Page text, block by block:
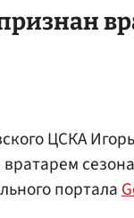
ЦСКА Игорь
портала